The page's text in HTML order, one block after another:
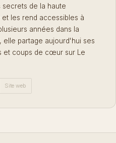
secrets de la haute
et les rend accessibles à
années dans la
elle partage aujourd'hui ses
et coups de cœur sur Le
Site web